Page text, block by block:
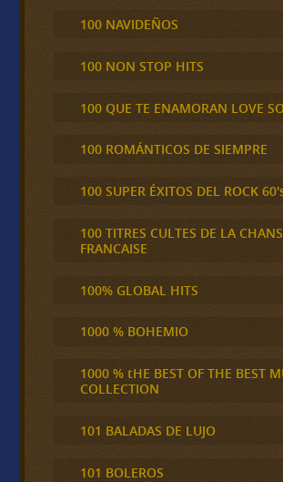
100 NAVIDEÑOS
100 NON STOP HITS
100 QUE TE ENAMORAN LOVE
100 ROMÁNTICOS DE SIEMPRE
100 SUPER ÉXITOS DEL ROCK
100 TITRES CULTES DE LA
FRANCAISE
100% GLOBAL HITS
1000 % BOHEMIO
1000 % tHE BEST OF THE BEST
COLLECTION
101 BALADAS DE LUJO
101 BOLEROS